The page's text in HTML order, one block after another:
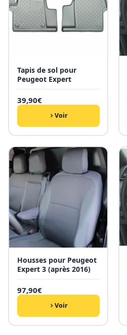
Tapis de sol pour
Peugeot Expert
39,90€
Voir
Housses pour Peugeot
Expert 3 (après 2016)
97,90€
Voir